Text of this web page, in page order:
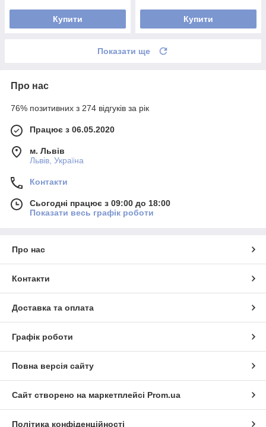
Купити Купити
Показати ще
Про нас
76% позитивних з 274 відгуків за рік
Працює з 06.05.2020
м. Львів
Львів, Україна
Контакти
Сьогодні працює з 09:00 до 18:00
Показати весь графік роботи
Про нас
Контакти
Доставка та оплата
Графік роботи
Повна версія сайту
Сайт створено на маркетплейсі Prom.ua
Політика конфіденційності